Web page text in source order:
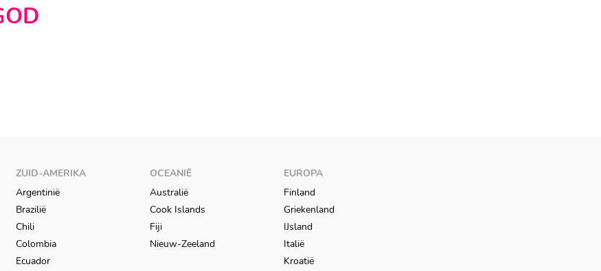
ZUID-AMERIKA
Argentinië
Brazilië
Chili
Colombia
Ecuador
OCEANIË
Australië
Cook Islands
Fiji
Nieuw-Zeeland
EUROPA
Finland
Griekenland
IJsland
Italië
Kroatië